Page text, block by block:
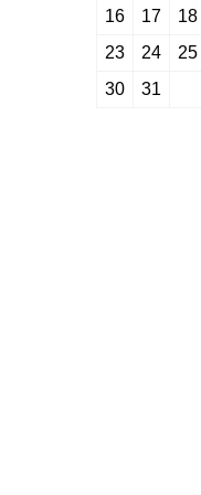
16 17 18
23
24 25
30
31